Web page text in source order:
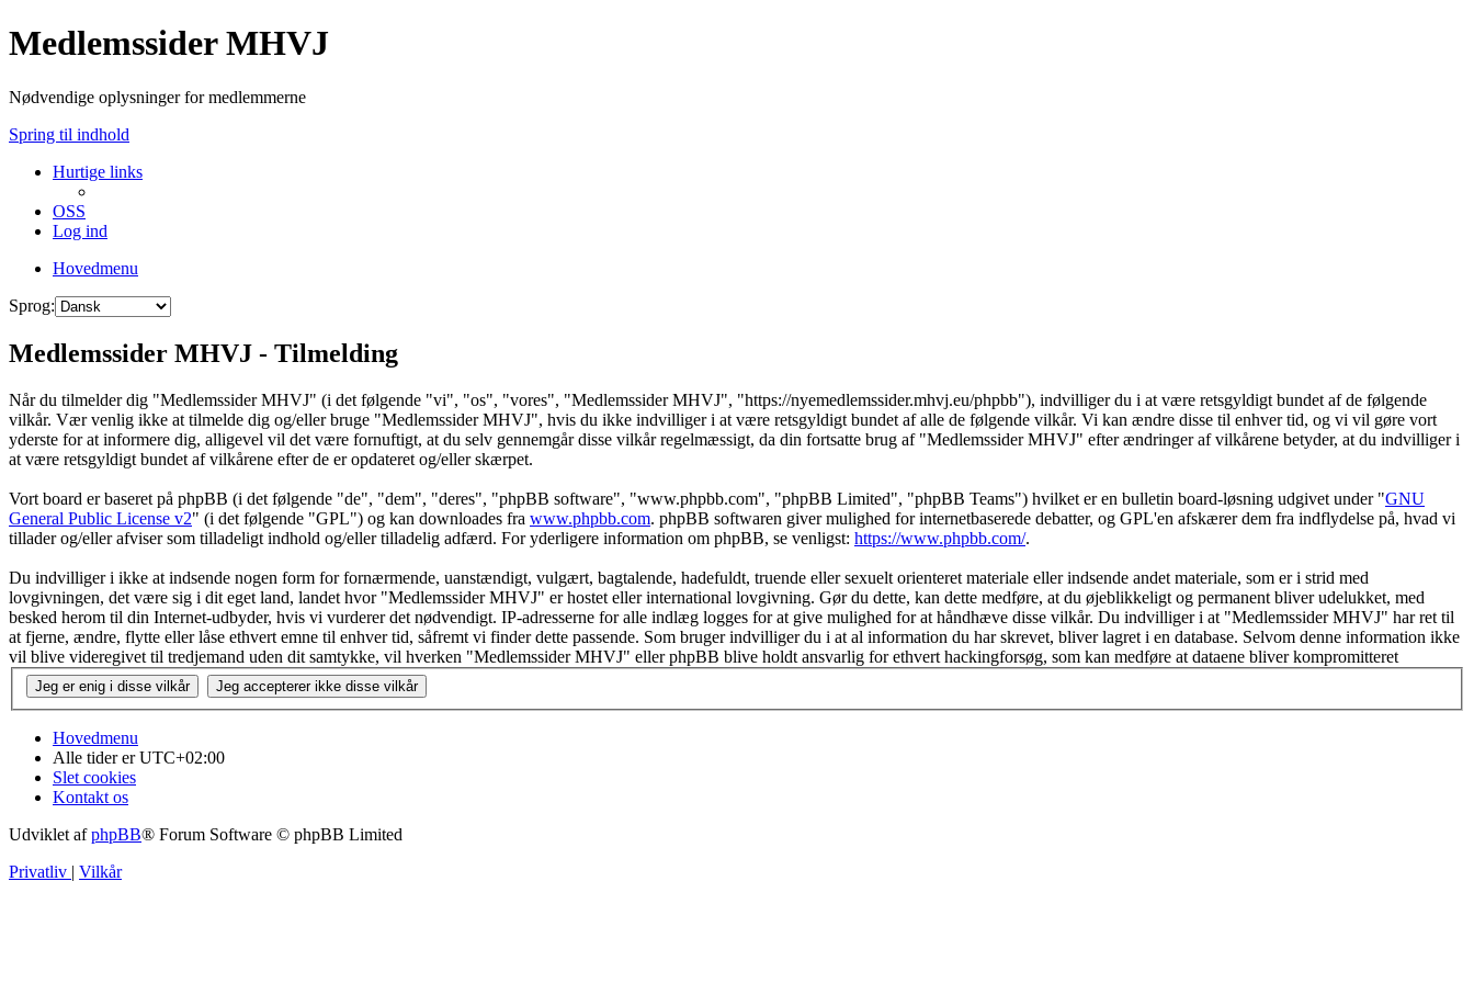
Medlemssider MHVJ
Nødvendige oplysninger for medlemmerne
Spring til indhold
Hurtige links
OSS
Log ind
Hovedmenu
Sprog:
Medlemssider MHVJ - Tilmelding
Når du tilmelder dig "Medlemssider MHVJ" (i det følgende "vi", "os", "vores", "Medlemssider MHVJ", "https://nyemedlemssider.mhvj.eu/phpbb"), indvilliger du i at være retsgyldigt bundet af de følgende
vilkår. Vær venlig ikke at tilmelde dig og/eller bruge "Medlemssider MHVJ", hvis du ikke indvilliger i at være retsgyldigt bundet af alle de følgende vilkår. Vi kan ændre disse til enhver tid, og vi vil gøre vort
yderste for at informere dig, alligevel vil det være fornuftigt, at du selv gennemgår disse vilkår regelmæssigt, da din fortsatte brug af "Medlemssider MHVJ" efter ændringer af vilkårene betyder, at du indvilliger i
at være retsgyldigt bundet af vilkårene efter de er opdateret og/eller skærpet.
Vort board er baseret på phpBB (i det følgende "de", "dem", "deres", "phpBB software", "www.phpbb.com", "phpBB Limited", "phpBB Teams") hvilket er en bulletin board-løsning udgivet under "GNU
General Public License v2" (i det følgende "GPL") og kan downloades fra www.phpbb.com. phpBB softwaren giver mulighed for internetbaserede debatter, og GPL'en afskærer dem fra indflydelse på, hvad vi
tillader og/eller afviser som tilladeligt indhold og/eller tilladelig adfærd. For yderligere information om phpBB, se venligst: https://www.phpbb.com/.
Du indvilliger i ikke at indsende nogen form for fornærmende, uanstændigt, vulgært, bagtalende, hadefuldt, truende eller sexuelt orienteret materiale eller indsende andet materiale, som er i strid med
lovgivningen, det være sig i dit eget land, landet hvor "Medlemssider MHVJ" er hostet eller international lovgivning. Gør du dette, kan dette medføre, at du øjeblikkeligt og permanent bliver udelukket, med
besked herom til din Internet-udbyder, hvis vi vurderer det nødvendigt. IP-adresserne for alle indlæg logges for at give mulighed for at håndhæve disse vilkår. Du indvilliger i at "Medlemssider MHVJ" har ret til
at fjerne, ændre, flytte eller låse ethvert emne til enhver tid, såfremt vi finder dette passende. Som bruger indvilliger du i at al information du har skrevet, bliver lagret i en database. Selvom denne information ikke
vil blive videregivet til tredjemand uden dit samtykke, vil hverken "Medlemssider MHVJ" eller phpBB blive holdt ansvarlig for ethvert hackingforsøg, som kan medføre at dataene bliver kompromitteret
Hovedmenu
Alle tider erUTC+02:00
Slet cookies
Kontakt os
Udviklet afphpBB® Forum Software © phpBB Limited
Privatliv | Vilkår